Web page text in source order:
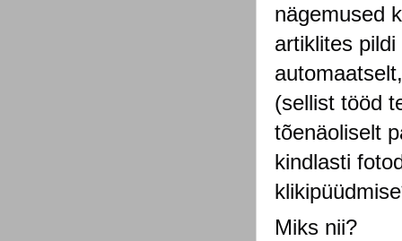
nägemused
artiklites
(sellist tööd
tõenäoliselt
kindlasti
Miks nii?